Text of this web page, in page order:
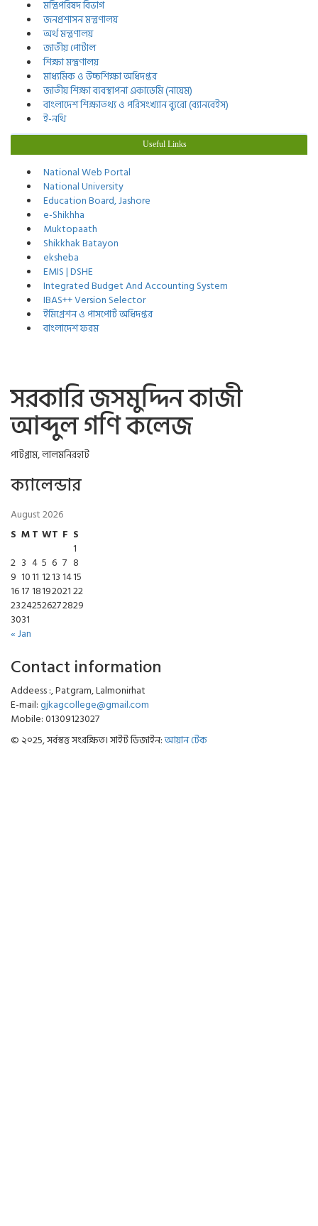
মন্ত্রিপরিষদ বিভাগ
জনপ্রশাসন মন্ত্রণালয়
অর্থ মন্ত্রণালয়
জাতীয় পোর্টাল
শিক্ষা মন্ত্রণালয়
মাধ্যমিক ও উচ্চশিক্ষা অধিদপ্তর
জাতীয় শিক্ষা ব্যবস্থাপনা একাডেমি (নায়েম)
বাংলাদেশ শিক্ষাতথ্য ও পরিসংখ্যান ব্যুরো (ব্যানবেইস)
ই-নথি
Useful Links
National Web Portal
National University
Education Board, Jashore
e-Shikhha
Muktopaath
Shikkhak Batayon
eksheba
EMIS | DSHE
Integrated Budget And Accounting System
IBAS++ Version Selector
ইমিগ্রেশন ও পাসপোর্ট অধিদপ্তর
বাংলাদেশ ফরম
সরকারি জসমুদ্দিন কাজী
আব্দুল গণি কলেজ
পাটগ্রাম, লালমনিরহাট
ক্যালেন্ডার
August 2026
S MT WT F S
1
2 3 4 5 6 7 8
9 1011 12131415
16171819202122
23242526272829
3031
« Jan
Contact information
Addeess :, Patgram, Lalmonirhat
E-mail:gjkagcollege@gmail.com
Mobile: 01309123027
© ২০25, সর্বস্বত্ত সংরক্ষিত। সাইট ডিজাইন:আয়ান টেক